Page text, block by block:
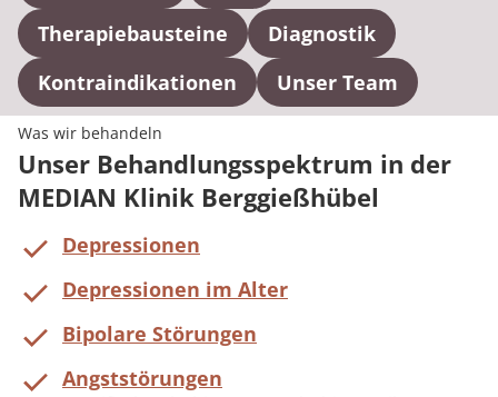
Therapiebausteine
Diagnostik
Kontraindikationen
Unser Team
Was wir behandeln
Unser Behandlungsspektrum in der
MEDIAN Klinik Berggießhübel
Depressionen
Depressionen im Alter
Bipolare Störungen
Angststörungen